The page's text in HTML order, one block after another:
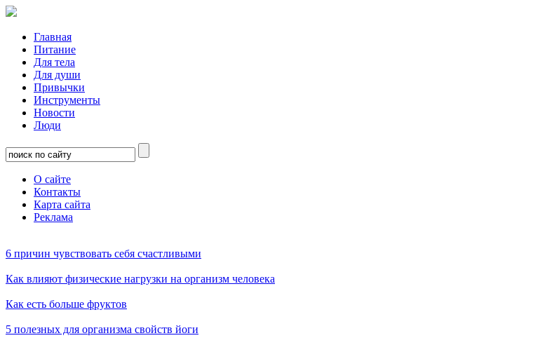
Главная
Питание
Для тела
Для души
Привычки
Инструменты
Новости
Люди
О сайте
Контакты
Карта сайта
Реклама
6 причин чувствовать себя счастливыми
Как влияют физические нагрузки на организм человека
Как есть больше фруктов
5 полезных для организма свойств йоги